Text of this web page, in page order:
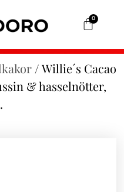
0
/ Willie´s Cacao
& hasselnötter,